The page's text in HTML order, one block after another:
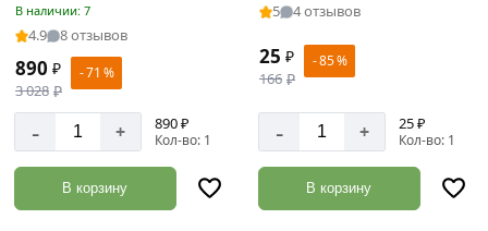
задвижки
Товаров
по
акции:
28
Анкерный
крепеж
Товаров
по
В наличии: 7
4.9 8 отзывов
890 ₽
3 028 ₽
- 71 %
- + 890 ₽
Кол-во: 1
В корзину
5 4 отзывов
25 ₽
166 ₽
- 85 %
- + 25 ₽
Кол-во: 1
В корзину